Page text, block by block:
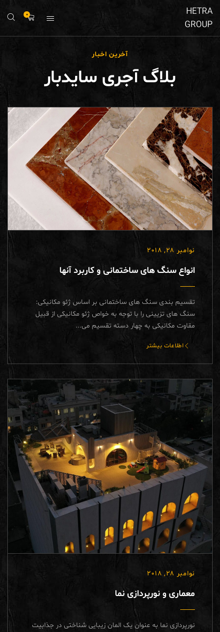
HETRA
GROUP
0
آخرین اخبار
بلاگ آجری سایدبار
نوامبر 28, 2018
انواع سنگ های ساختمانی و کاربرد آنها
تقسیم بندی سنگ های ساختمانی بر اساس ژئو مکانیکی:
سنگ های تزیینی را با توجه به خواص ژئو مکانیکی از قبیل
مقاوت مکانیکی به چهار دسته تقسیم می...
اطلاعات بیشتر
نوامبر 28, 2018
معماری و نورپردازی نما
نورپردازی نما به عنوان یک المان زیبایی شناختی در جذابیت